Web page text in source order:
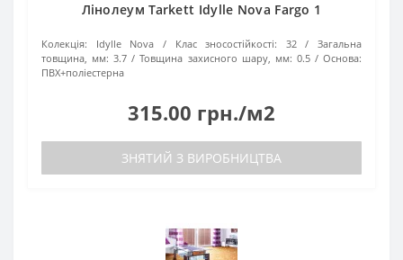
Лінолеум Tarkett Idylle Nova Fargo 1
Колекція: Idylle Nova Клас зносостійкості: 32
Загальна
товщина, мм: 3.7 Товщина захисного шару, мм: 0.5
Основа:
ПВХ+поліестерна
315.00 грн./м2
ЗНЯТИЙ З ВИРОБНИЦТВА